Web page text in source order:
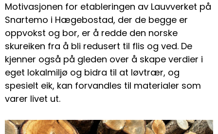
Motivasjonen for etableringen av Lauvverket på
Snartemo i Hægebostad, der de begge er
oppvokst og bor, er å redde den norske
skureiken fra å bli redusert til flis og ved. De
kjenner også på gleden over å skape verdier i
eget lokalmiljø og bidra til at løvtrær, og
spesielt eik, kan forvandles til materialer som
varer livet ut.